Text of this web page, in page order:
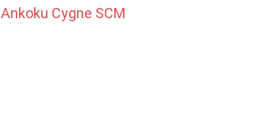
Ankoku Cygne SCM